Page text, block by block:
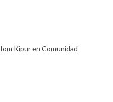
Iom Kipur en Comunidad